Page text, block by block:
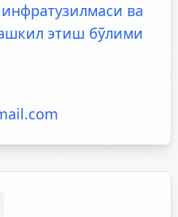
ва
этиш бўлими